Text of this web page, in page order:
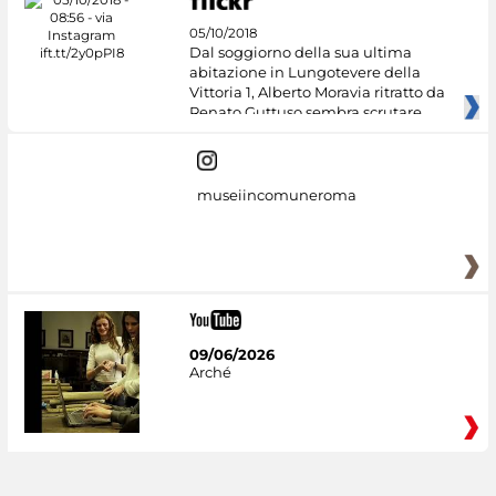
05/10/2018
Dal soggiorno della sua ultima
abitazione in Lungotevere della
Vittoria 1, Alberto Moravia ritratto da
Renato Guttuso sembra scrutare
museiincomuneroma
09/06/2026
Arché